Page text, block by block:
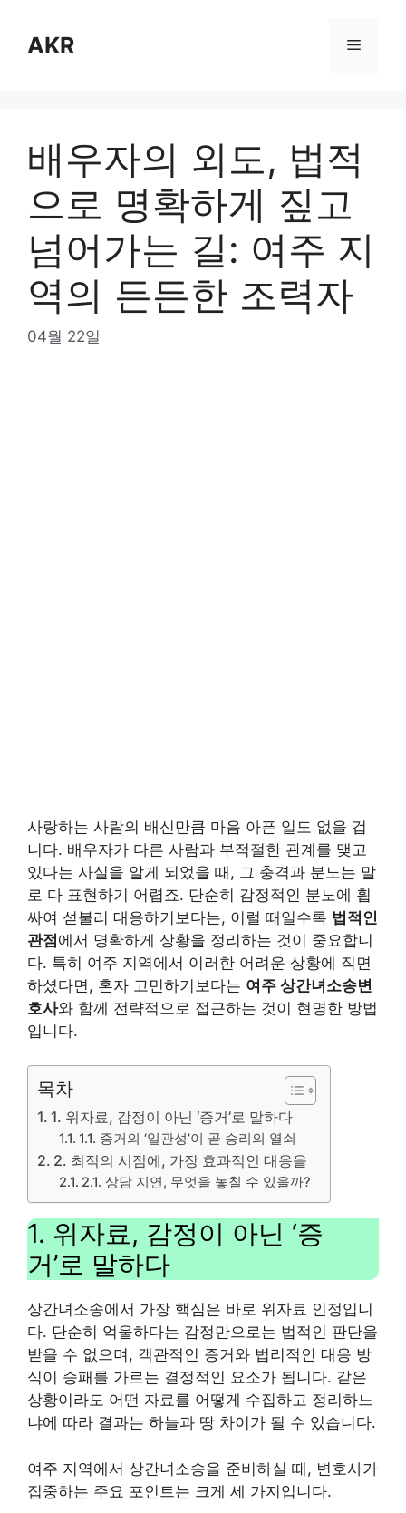
content
AKR Menu
배우자의 외도, 법적
으로 명확하게 짚고
넘어가는 길: 여주 지
역의 든든한 조력자
04월 22일
사랑하는 사람의 배신만큼 마음 아픈 일도 없을 겁
니다. 배우자가 다른 사람과 부적절한 관계를 맺고
있다는 사실을 알게 되었을 때, 그 충격과 분노는 말
로 다 표현하기 어렵죠. 단순히 감정적인 분노에 휩
싸여 섣불리 대응하기보다는, 이럴 때일수록 법적인
관점에서 명확하게 상황을 정리하는 것이 중요합니
다. 특히 여주 지역에서 이러한 어려운 상황에 직면
하셨다면, 혼자 고민하기보다는 여주 상간녀소송변
호사와 함께 전략적으로 접근하는 것이 현명한 방법
입니다.
목차
1. 위자료, 감정이 아닌 ‘증거’로 말하다
1.1. 증거의 ‘일관성’이 곧 승리의 열쇠
2. 최적의 시점에, 가장 효과적인 대응을
2.1. 상담 지연, 무엇을 놓칠 수 있을까?
1. 위자료, 감정이 아닌 ‘증
거’로 말하다
상간녀소송에서 가장 핵심은 바로 위자료 인정입니
다. 단순히 억울하다는 감정만으로는 법적인 판단을
받을 수 없으며, 객관적인 증거와 법리적인 대응 방
식이 승패를 가르는 결정적인 요소가 됩니다. 같은
상황이라도 어떤 자료를 어떻게 수집하고 정리하느
냐에 따라 결과는 하늘과 땅 차이가 될 수 있습니다.
여주 지역에서 상간녀소송을 준비하실 때, 변호사가
집중하는 주요 포인트는 크게 세 가지입니다.